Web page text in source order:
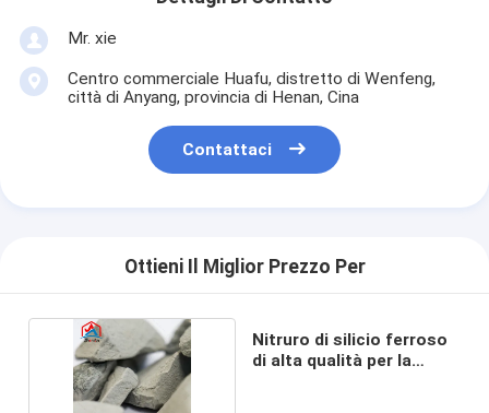
Mr. xie
Centro commerciale Huafu, distretto di Wenfeng,
città di Anyang, provincia di Henan, Cina
Contattaci
Ottieni Il Miglior Prezzo Per
Nitruro di silicio ferroso
di alta qualità per la